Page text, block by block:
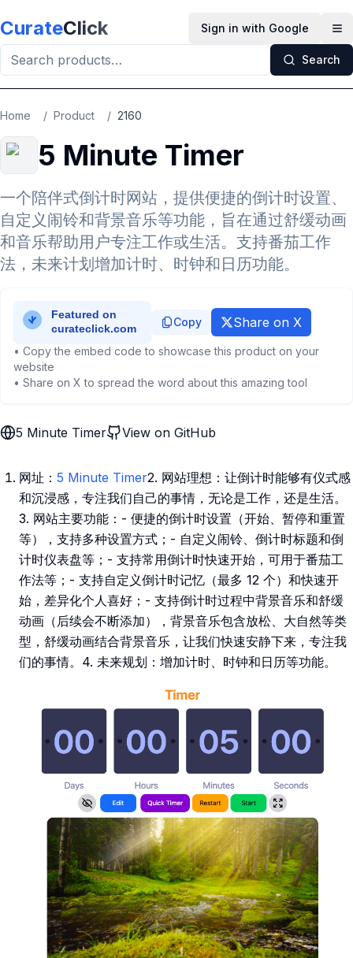
CurateClick Sign in with Google
Search
Home / Product / 2160
5 Minute Timer
一个陪伴式倒计时网站，提供便捷的倒计时设置、
自定义闹铃和背景音乐等功能，旨在通过舒缓动画
和音乐帮助用户专注工作或生活。支持番茄工作
法，未来计划增加计时、时钟和日历功能。
Copy Share on X
• Copy the embed code to showcase this product on your
website
• Share on X to spread the word about this amazing tool
5 Minute Timer View on GitHub
网址： 5 Minute Timer2. 网站理想：让倒计时能够有仪式感
和沉浸感，专注我们自己的事情，无论是工作，还是生活。
3. 网站主要功能：- 便捷的倒计时设置（开始、暂停和重置
等），支持多种设置方式；- 自定义闹铃、倒计时标题和倒
计时仪表盘等；- 支持常用倒计时快速开始，可用于番茄工
作法等；- 支持自定义倒计时记忆（最多 12 个）和快速开
始，差异化个人喜好；- 支持倒计时过程中背景音乐和舒缓
动画（后续会不断添加），背景音乐包含放松、大自然等类
型，舒缓动画结合背景音乐，让我们快速安静下来，专注我
们的事情。4. 未来规划：增加计时、时钟和日历等功能。